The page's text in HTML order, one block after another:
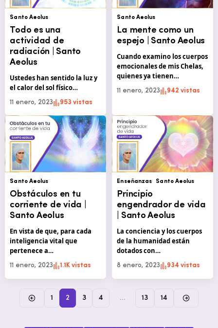
Santo Aeolus
Todo es una
actividad de
radiación | Santo
Aeolus
Ustedes han sentido la luz y
el calor del sol físico…
11 enero, 2023 953 vistas
Santo Aeolus
La mente como un
espejo | Santo Aeolus
Cuando examino los cuerpos
emocionales de mis Chelas,
quienes ya tienen…
11 enero, 2023 942 vistas
Santo Aeolus
Obstáculos en tu
corriente de vida |
Santo Aeolus
En vista de que, para cada
inteligencia vital que
pertenece a…
11 enero, 2023 1.1K vistas
Enseñanzas Santo Aeolus
Principio
engendrador de vida
| Santo Aeolus
La conciencia y los cuerpos
de la humanidad están
dotados con…
8 enero, 2023 934 vistas
1 2 3 4 … 13 14